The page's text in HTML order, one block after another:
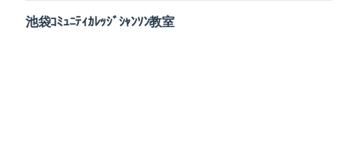
池袋ｺﾐｭﾆﾃｨｶﾚｯｼﾞｼｬﾝｿﾝ教室